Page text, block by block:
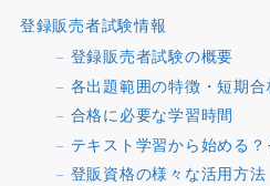
登録販売者試験情報
登録販売者試験の概要
各出題範囲の特徴・短期
合格に必要な学習時間
テキスト学習から始める
登販資格の様々な活用方法